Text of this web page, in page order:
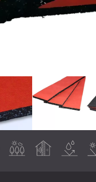
употреба